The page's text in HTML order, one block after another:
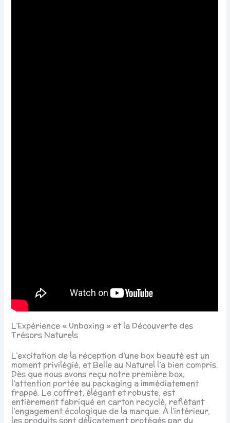
L’Expérience « Unboxing » et la Découverte des
Trésors Naturels
L’excitation de la réception d’une box beauté est un
moment privilégié, et Belle au Naturel l’a bien compris.
Dès que nous avons reçu notre première box,
l’attention portée au packaging a immédiatement
frappé. Le coffret, élégant et robuste, est
entièrement fabriqué en carton recyclé, reflétant
l’engagement écologique de la marque. À l’intérieur,
les produits sont délicatement protégés par du